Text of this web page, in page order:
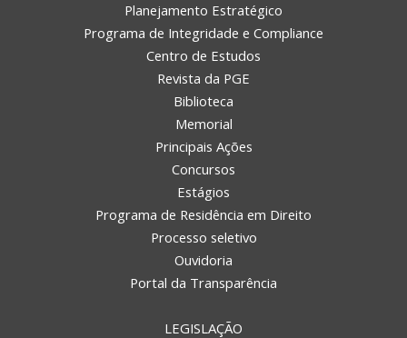
Planejamento Estratégico
Programa de Integridade e Compliance
Centro de Estudos
Revista da PGE
Biblioteca
Memorial
Principais Ações
Concursos
Estágios
Programa de Residência em Direito
Processo seletivo
Ouvidoria
Portal da Transparência
LEGISLAÇÃO